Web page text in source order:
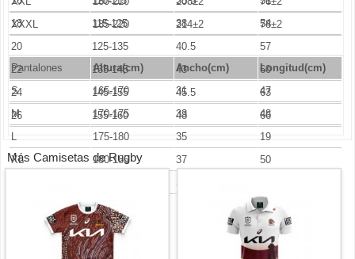
XXXL
185-220 214±2 78±2
18
115-125 38
54
20
125-135 40.5
57
22
135-145 43
60
24
145-155 45.5
63
26
155-160 48 66
Pantalones Altura(cm) Ancho(cm)
Longitud(cm)
S
165-170 31
47
M
170-175 33
48
L
175-180 35
19
XL
180-185 37
50
Más Camisetas de Rugby